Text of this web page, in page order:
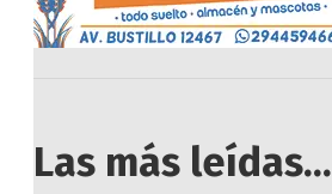
Las más leídas...